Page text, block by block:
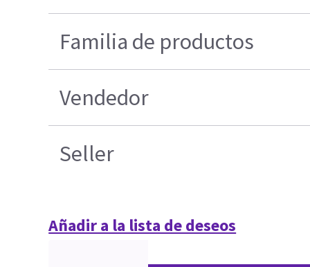
Familia de productos
Vendedor
Seller
Añadir a la lista de deseos